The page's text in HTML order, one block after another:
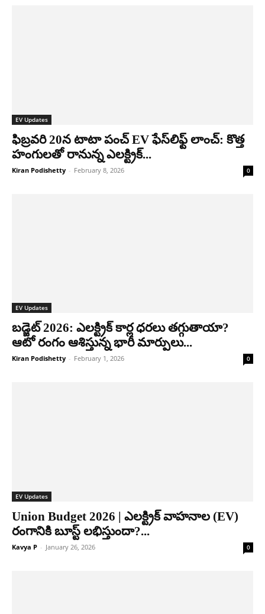
EV Updates
ఫిబ్రవరి 20న టాటా పంచ్ EV ఫేస్‌లిఫ్ట్ లాంచ్: కొత్త
హంగులతో రానున్న ఎలక్ట్రిక్...
Kiran Podishetty - February 8, 2026 0
EV Updates
బడ్జెట్ 2026: ఎలక్ట్రిక్ కార్ల ధరలు తగ్గుతాయా?
ఆటో రంగం ఆశిస్తున్న భారీ మార్పులు...
Kiran Podishetty - February 1, 2026 0
EV Updates
Union Budget 2026 | ఎలక్ట్రిక్ వాహనాల (EV)
రంగానికి బూస్ట్ లభిస్తుందా?...
Kavya P - January 26, 2026 0